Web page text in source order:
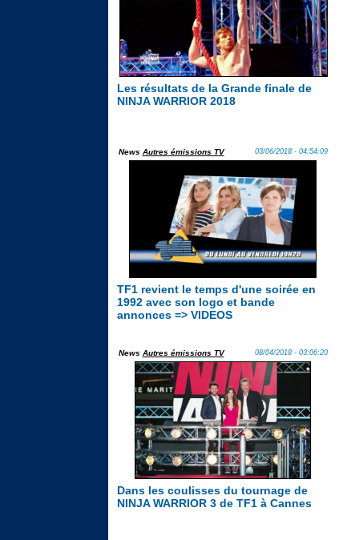
Les résultats de la Grande finale de
NINJA WARRIOR 2018
News Autres émissions TV 03/06/2018 - 04:54:09
TF1 revient le temps d'une soirée en
1992 avec son logo et bande
annonces => VIDEOS
News Autres émissions TV 08/04/2018 - 03:06:20
Dans les coulisses du tournage de
NINJA WARRIOR 3 de TF1 à Cannes